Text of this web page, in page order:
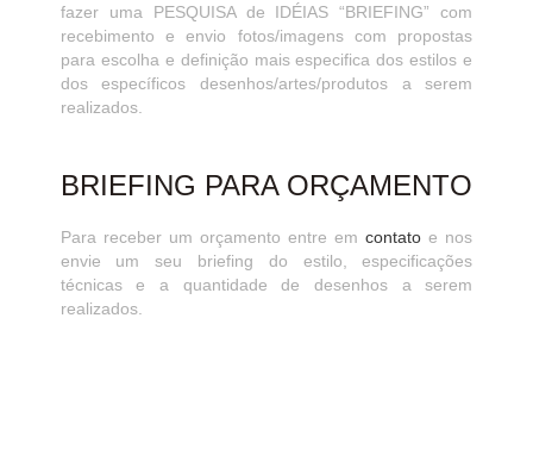
fazer uma PESQUISA de IDÉIAS “BRIEFING” com
recebimento e envio fotos/imagens com propostas
para escolha e definição mais especifica dos estilos e
dos específicos desenhos/artes/produtos a serem
realizados.
BRIEFING PARA ORÇAMENTO
Para receber um orçamento entre emcontato e nos
envie um seu briefing do estilo, especificações
técnicas e a quantidade de desenhos a serem
realizados.